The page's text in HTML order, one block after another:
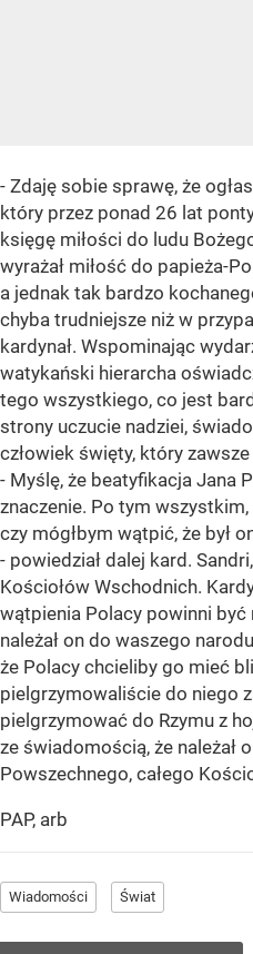
- Zdaję sobie sprawę, że
który przez ponad 26 lat
księgę miłości do ludu
wyrażał miłość do papieża-
a jednak tak bardzo
chyba trudniejsze niż w
kardynał. Wspominając
watykański hierarcha
tego wszystkiego, co jest
strony uczucie nadziei,
człowiek święty, który
- Myślę, że beatyfikacja Jana
znaczenie. Po tym
czy mógłbym wątpić, że był
- powiedział dalej kard.
Kościołów Wschodnich.
wątpienia Polacy powinni
należał on do waszego
że Polacy chcieliby go mieć
pielgrzymowaliście do niego
pielgrzymować do Rzymu z
ze świadomością, że należał
Powszechnego, całego
PAP, arb
Wiadomości Świat